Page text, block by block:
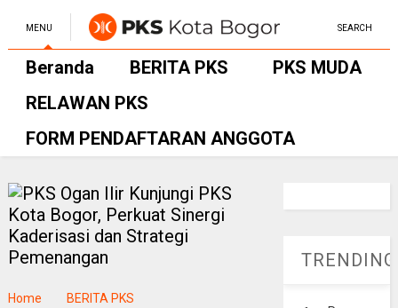
MENU SEARCH
Beranda BERITA PKS
PKS MUDA
RELAWAN PKS
FORM PENDAFTARAN ANGGOTA
Home BERITA PKS
TRENDING